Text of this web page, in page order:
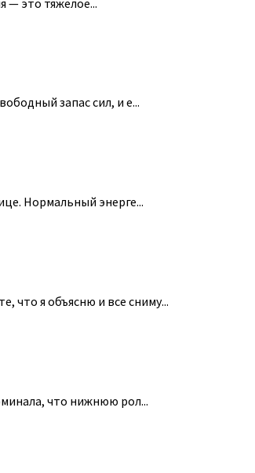
запас сил, и е...
Нормальный энерге...
что я объясню и все сниму...
что нижнюю рол...